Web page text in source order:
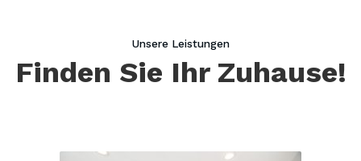
Unsere Leistungen
Finden Sie Ihr Zuhause!